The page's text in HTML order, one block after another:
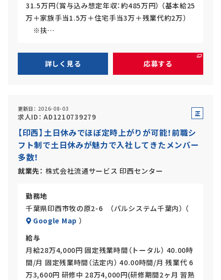
31.5万円（賞与込み想定年収：約485万円） （基本給25
万＋家族手当1.5万＋住宅手当3万＋残業代約2万）
※扶…
詳しく見る 応募する
更新日 2026-08-03
求人ID AD1210739279
正
員
【印西】土日休みでほぼ定時上がりが可能！前職シ
フト制で土日休みが魅力で入社してきたメンバー
多数！
就業先 株式会社流通サービス 印西センター
勤務地
千葉県印西市牧の原2-6 （パルシステム千葉内） （
Google Map ）
給与
月給28万4,000円 固定残業時間（トータル） 40.00時
間/月 固定残業時間（法定内） 40.00時間/月 残業代 6
万3,600円 研修中 28万4,000円(研修期間2ヶ月 習熟